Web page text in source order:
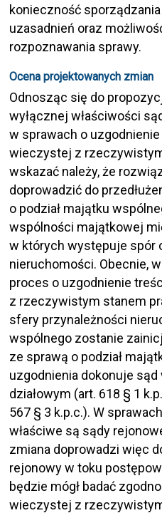
konieczność
uzasadnień oraz
rozpoznawania sprawy.
Ocena projektowanych zmian
Odnosząc się do
wyłącznej właściwości
w sprawach o
wieczystej z
wskazać należy, że
doprowadzić do
o podział majątku
wspólności majątkowej
w których występuje spór
nieruchomości. Obecnie,
proces o uzgodnienie
z rzeczywistym stanem
sfery przynależności
wspólnego zostanie
ze sprawą o podział
uzgodnienia dokonuje
działowym (art. 618 § 1
567 § 3 k.p.c.). W
właściwe są sądy
zmiana doprowadzi więc
rejonowy w toku
będzie mógł badać
wieczystej z